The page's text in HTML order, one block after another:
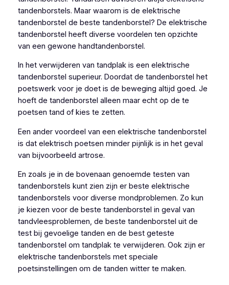
tandenborstels. Maar waarom is de elektrische
tandenborstel de beste tandenborstel? De elektrische
tandenborstel heeft diverse voordelen ten opzichte
van een gewone handtandenborstel.
In het verwijderen van tandplak is een elektrische
tandenborstel superieur. Doordat de tandenborstel het
poetswerk voor je doet is de beweging altijd goed. Je
hoeft de tandenborstel alleen maar echt op de te
poetsen tand of kies te zetten.
Een ander voordeel van een elektrische tandenborstel
is dat elektrisch poetsen minder pijnlijk is in het geval
van bijvoorbeeld artrose.
En zoals je in de bovenaan genoemde testen van
tandenborstels kunt zien zijn er beste elektrische
tandenborstels voor diverse mondproblemen. Zo kun
je kiezen voor de beste tandenborstel in geval van
tandvleesproblemen, de beste tandenborstel uit de
test bij gevoelige tanden en de best geteste
tandenborstel om tandplak te verwijderen. Ook zijn er
elektrische tandenborstels met speciale
poetsinstellingen om de tanden witter te maken.